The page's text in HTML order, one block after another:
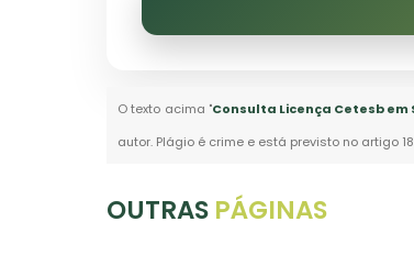
O texto acima "Consulta Licença Cetesb em
autor. Plágio é crime e está previsto no artigo
OUTRAS PÁGINAS